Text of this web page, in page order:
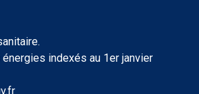
indexés au 1er janvier